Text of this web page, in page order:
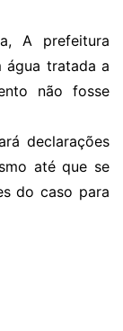
A prefeitura
água tratada a
não fosse
declarações
até que se
do caso para